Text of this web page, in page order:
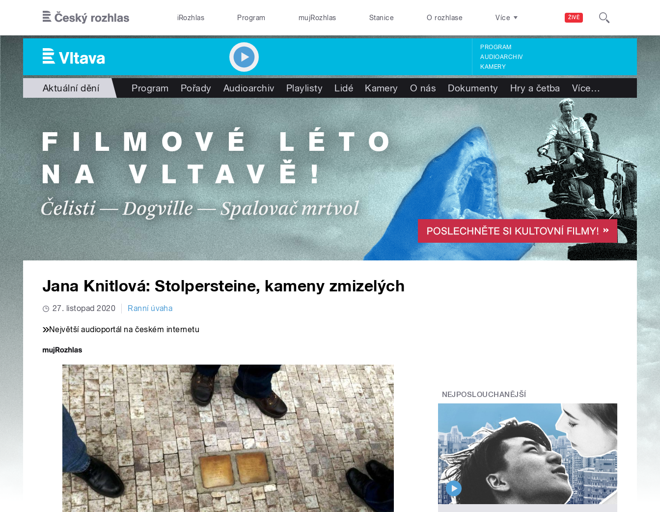
ŽIVĚ
iRozhlas Program mujRozhlas Stanice O rozhlase Více
PROGRAM
AUDIOARCHIV
KAMERY
Aktuální dění Program Pořady Audioarchiv Playlisty Lidé Kamery O nás Dokumenty Hry a četba Více…
Jana Knitlová: Stolpersteine, kameny zmizelých
27. listopad 2020 Ranní úvaha
Největší audioportál na českém internetu
NEJPOSLOUCHANĚJŠÍ